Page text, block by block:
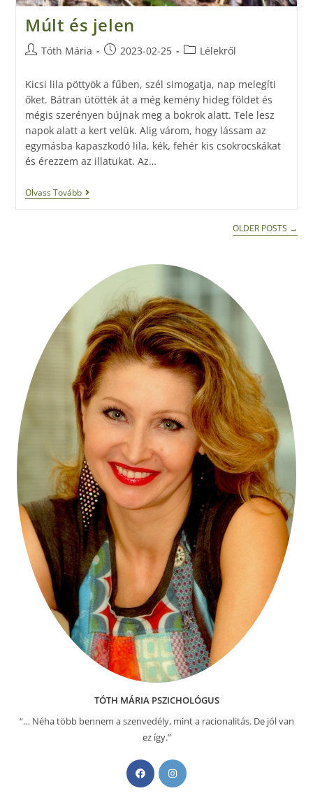
Múlt és jelen
Tóth Mária 2023-02-25 Lélekről
Kicsi lila pöttyök a fűben, szél simogatja, nap melegíti
őket. Bátran ütötték át a még kemény hideg földet és
mégis szerényen bújnak meg a bokrok alatt. Tele lesz
napok alatt a kert velük. Alig várom, hogy lássam az
egymásba kapaszkodó lila, kék, fehér kis csokrocskákat
és érezzem az illatukat. Az…
Olvass Tovább
OLDER POSTS →
TÓTH MÁRIA PSZICHOLÓGUS
“… Néha több bennem a szenvedély, mint a racionalitás. De jól van
ez így.”